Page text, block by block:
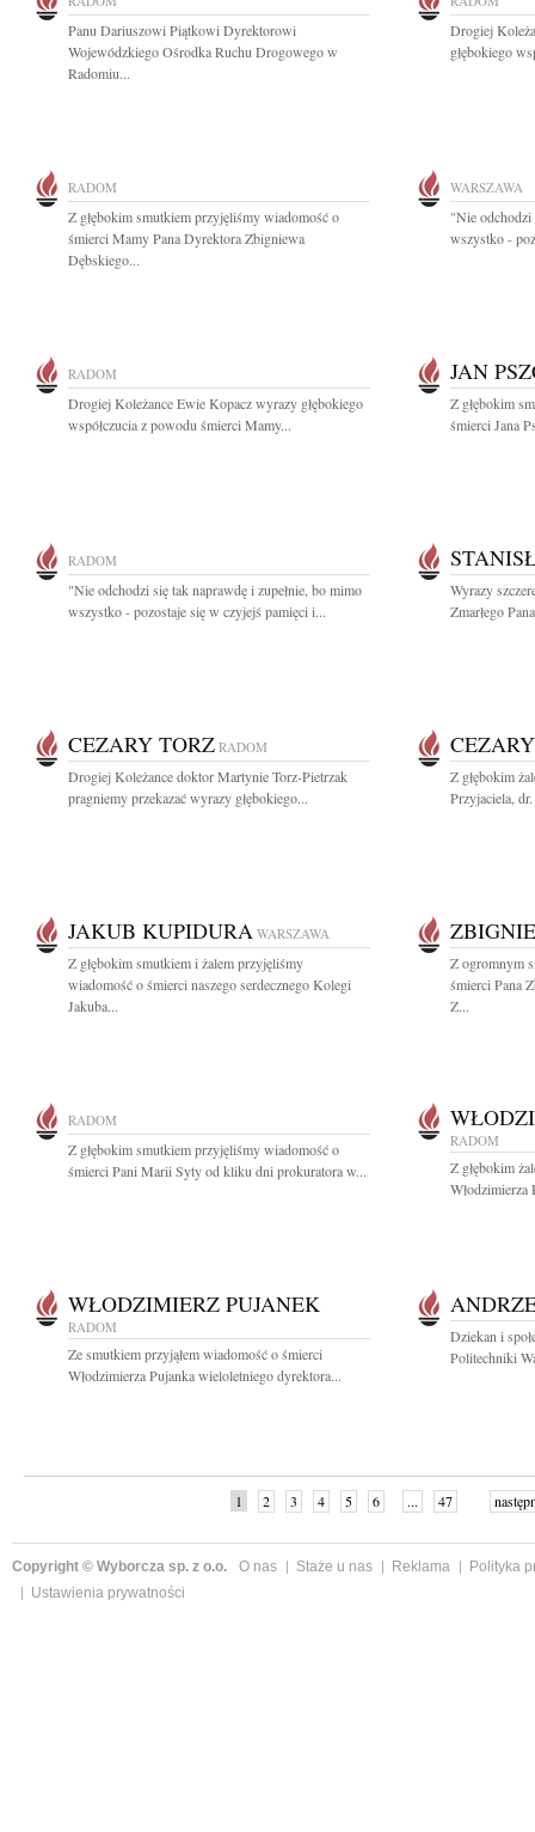
Panu Dariuszowi Piątkowi Dyrektorowi
Wojewódzkiego Ośrodka Ruchu Drogowego w
Radomiu...
Drogiej
głębokiego
RADOM
Z głębokim smutkiem przyjęliśmy wiadomość o
śmierci Mamy Pana Dyrektora Zbigniewa
Dębskiego...
WARSZAWA
"Nie odchodzi
wszystko -
RADOM
Drogiej Koleżance Ewie Kopacz wyrazy głębokiego
współczucia z powodu śmierci Mamy...
JAN
Z głębokim
śmierci Jana
RADOM
"Nie odchodzi się tak naprawdę i zupełnie, bo mimo
wszystko - pozostaje się w czyjejś pamięci i...
Wyrazy
Zmarłego
CEZARY TORZ RADOM
Drogiej Koleżance doktor Martynie Torz-Pietrzak
pragniemy przekazać wyrazy głębokiego...
Z głębokim
Przyjaciela,
JAKUB KUPIDURA WARSZAWA
Z głębokim smutkiem i żalem przyjęliśmy
wiadomość o śmierci naszego serdecznego Kolegi
Jakuba...
Z ogromnym
śmierci Pana
Z...
RADOM
Z głębokim smutkiem przyjęliśmy wiadomość o
śmierci Pani Marii Syty od kliku dni prokuratora w...
RADOM
Z głębokim
WŁODZIMIERZ PUJANEK
RADOM
Ze smutkiem przyjąłem wiadomość o śmierci
Włodzimierza Pujanka wieloletniego dyrektora...
Dziekan i
Politechniki
1 2 3 4 5 6 ... 47
Copyright © Wyborcza sp. z o.o. O nas Staże u nas Reklama
Polityka
Ustawienia prywatności